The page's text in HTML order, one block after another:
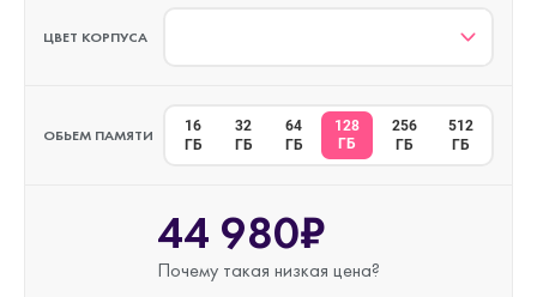
ЦВЕТ КОРПУСА
ОБЬЕМ ПАМЯТИ
16
ГБ
32
ГБ
64
ГБ
128
ГБ
256
ГБ
512
ГБ
44 980₽
Почему такая низкая цена?